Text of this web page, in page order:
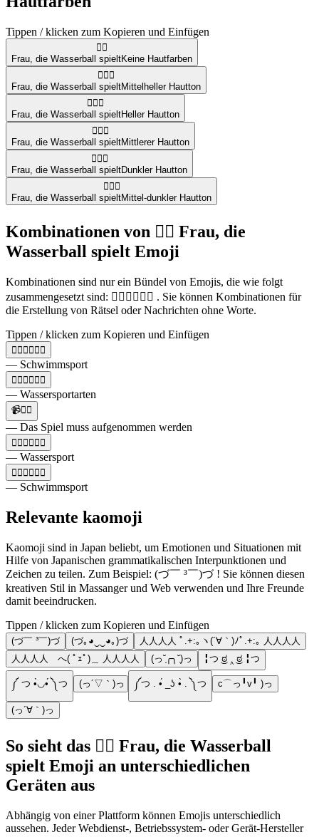
Tippen / klicken zum Kopieren und Einfügen
🤽‍♀️
Frau, die Wasserball spieltKeine Hautfarben
🤽🏼‍♀️
Frau, die Wasserball spieltMittelheller Hautton
🤽🏻‍♀️
Frau, die Wasserball spieltHeller Hautton
🤽🏽‍♀️
Frau, die Wasserball spieltMittlerer Hautton
🤽🏿‍♀️
Frau, die Wasserball spieltDunkler Hautton
🤽🏾‍♀️
Frau, die Wasserball spieltMittel-dunkler Hautton
Kombinationen von 🤽‍♀️ Frau, die
Wasserball spielt Emoji
Kombinationen sind nur ein Bündel von Emojis, die wie folgt
zusammengesetzt sind: 🤽‍♀️🏄‍♀️🏊‍♀️ . Sie können Kombinationen für
die Erstellung von Rätsel oder Nachrichten ohne Worte.
Tippen / klicken zum Kopieren und Einfügen
🤽‍♀️🏄‍♀️🏊‍♀️
— Schwimmsport
🏊‍♂️🏄‍♂️🤽‍♀️
— Wassersportarten
📹🤽‍♀️
— Das Spiel muss aufgenommen werden
🏊‍♂️🏄‍♂️🤽‍♀️
— Wassersport
🤽‍♀️🏄‍♀️🏊‍♀️
— Schwimmsport
Relevante kaomoji
Kaomoji sind in Japan beliebt, um Emotionen und Situationen mit
Hilfe von Japanischen grammatikalischen Interpunktionen und
Zeichen zu teilen. Zum Beispiel: (づ￣ ³￣)づ ! Sie können diesen
kreativen Stil in Massanger und Web verwenden und Ihre Freunde
damit beeindrucken.
Tippen / klicken zum Kopieren und Einfügen
(づ￣ ³￣)づ (づ｡◕‿‿◕｡)づ
人人人人 ﾟ.+:｡ヽ(´∀｀)ﾉﾟ.+:｡ 人人人人
人人人人 へ( ﾟｪﾟ)＿ 人人人人
(っ˘̩╭╮˘̩)っ ╏つ ͜ಠ ‸ ͜ಠ ╏つ
༼ つ •̀◡•́ ༽つ (っ´▽｀)っ ༼つ . •́ _ʖ •̀ . ༽つ c⌒っ╹v╹ )っ
(っ´∀｀)っ
So sieht das 🤽‍♀️ Frau, die Wasserball
spielt Emoji an unterschiedlichen
Geräten aus
Abhängig von einer Plattform können Emojis unterschiedlich
aussehen. Jeder Webdienst-, Betriebssystem- oder Gerät-Hersteller